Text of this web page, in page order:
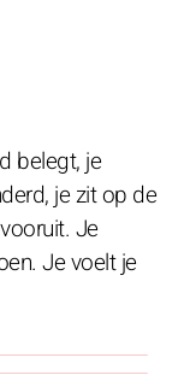
belegt, je
je zit op de
Je
Je voelt je